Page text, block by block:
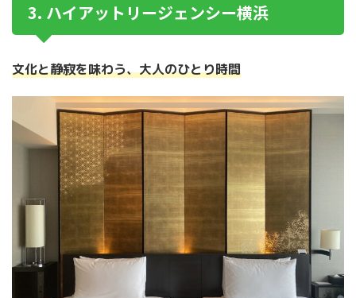
3. ハイアットリージェンシー横浜
文化と静寂を味わう、大人のひとり時間